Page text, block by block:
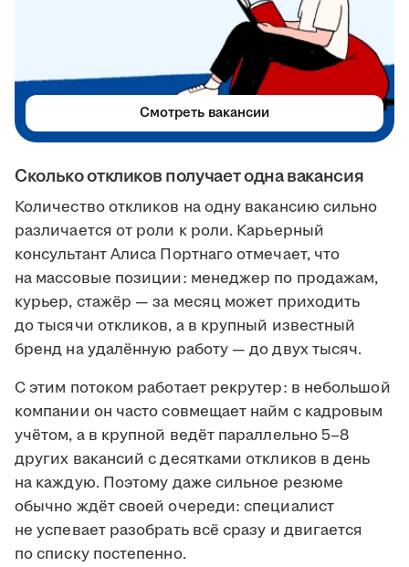
Сколько откликов получает одна вакансия
Количество откликов на одну вакансию сильно
различается от роли к роли. Карьерный
консультант Алиса Портнаго отмечает, что
на массовые позиции: менеджер по продажам,
курьер, стажёр — за месяц может приходить
до тысячи откликов, а в крупный известный
бренд на удалённую работу — до двух тысяч.
С этим потоком работает рекрутер: в небольшой
компании он часто совмещает найм с кадровым
учётом, а в крупной ведёт параллельно 5–8
других вакансий с десятками откликов в день
на каждую. Поэтому даже сильное резюме
обычно ждёт своей очереди: специалист
не успевает разобрать всё сразу и двигается
по списку постепенно.
Смотреть вакансии